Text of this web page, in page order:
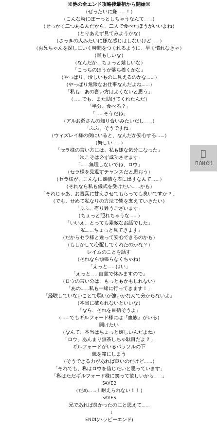
※他の全エンド攻略後最初から開始※
（ぜったいに嫌……！）
（こんな時にぼーっとしちゃうなんて……）
（せっかく二つあるんだから、二人で食べたほうがいいよね）
（とりあえず見てみようかな）
（さっきの人みたいに嫌な感じはしないけど……）
（お兄ちゃんを探しにいく時間をつくれるように、早く慣れなきゃ）
（頼もしいな）
（なんだか、ちょっと嬉しいな）
「こっちのほうが落ち着くかな」
（やっぱり、珍しいものに見えるのかな……）
（やっぱり危険なお仕事なんだよね……）
「私も、あの言い方はよくないと思う」
（……でも、また助けてくれたんだ）
「半分、食べる？」
「……そうだね」
（アルお爺さんの知り合いみたいだし……）
「ふふ、そうですね」
（ウィズレイ様の側にいると、なんだか安心する……）
（悔しい……）
「セラ様の言い方には、私も嫌な気分になった」
「次こそは必ず成功させます」
「……無理しないでね、ロウ」
（セラ様を見返すチャンスだと思おう）
（セラ様が、こんなに感情を表に出すなんて……）
（それなら私も儀式を受けたい……かも）
「それじゃあ、お言葉に甘えさせてもらっても良いですか？」
（でも、せめて私なりの方法で皆を支えていきたい）
「ふふ、有り難うございます」
（ちょっと照れちゃうな……）
「いいえ、とっても素敵なお話でした」
「私……ちょっと見てきます」
（だからセラ様と違って安心できるのかも）
（もしかして心配してくれたのかな？）
レイムのことを話す
（それなら頑張らなくちゃね）
「えっと……はい」
「えっと……自室で休みますので」
（ロウの言い分は、もっともかもしれない）
「あの……私も一緒に行ってきます！」
「経験していないことで弱いか強いかなんて分からないよ」
（本当に破られないといいな）
「なら、それを目指そうよ」
（……でもギルフォード様には『血族』がいる）
開けたい
（なんて、本当はちょっと嬉しいんだよね）
「ロウ、あんまり無茶しちゃ駄目だよ？」
ギルフォードがいるパラソルの下
銃を箱にしまう
（そうできる力があれば良いのだけど……）
「それでも、私はロウを信じたいと思っています」
「私はただギルフォード様に笑って欲しいから……」
SAVE2
（だめ……！耐えられない！！）
SAVE3
兄であれば良かったのにと思えて……
↓
END1(ハッピーエンド)
ПОИСК